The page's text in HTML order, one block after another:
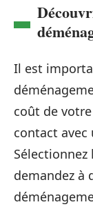
Il est
coût de
contact avec
demandez à